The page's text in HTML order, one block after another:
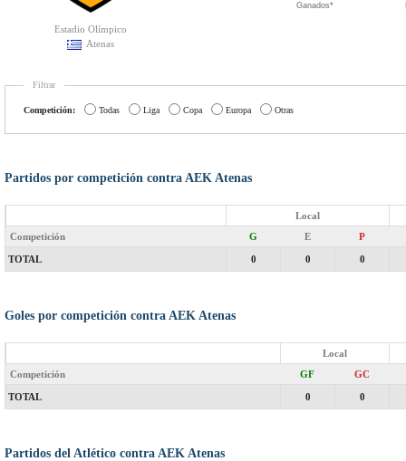
Estadio Olímpico
Atenas
Ganados*
Filtrar
Competición: Todas Liga Copa Europa Otras
Partidos por competición contra AEK Atenas
Local
Competición
G E P
TOTAL 0 0 0
Goles por competición contra AEK Atenas
Local
Competición
GF GC
TOTAL 0 0
Partidos del Atlético contra AEK Atenas